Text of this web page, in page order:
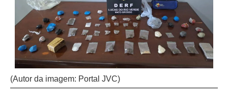
(Autor da imagem: Portal JVC)